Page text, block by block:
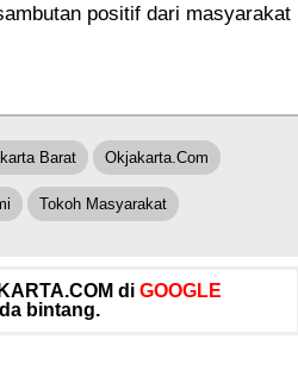
positif dari masyarakat
Barat Okjakarta.com
Tokoh Masyarakat
di GOOGLE
bintang.